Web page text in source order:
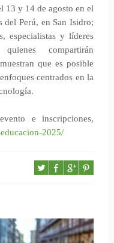
13 y 14 de agosto en el
Perú, en San Isidro;
especialistas y líderes
compartirán
que es posible
centrados en la
e inscripciones,
2025/